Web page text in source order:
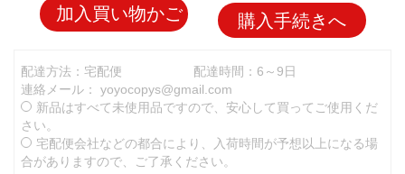
加入買い物かご 購入手続きへ
配達方法：宅配便
配達時間：6～9日
連絡メール： yoyocopys@gmail.com
新品はすべて未使用品ですので、安心して買ってご使用くだ
さい。
宅配便会社などの都合により、入荷時間が予想以上になる場
合がありますので、ご了承ください。